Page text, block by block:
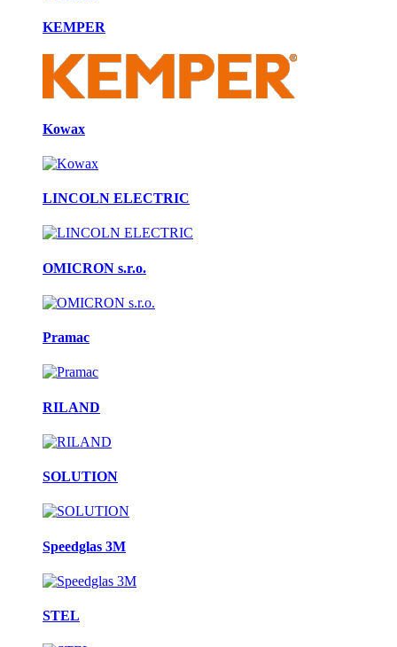
KEMPER
Kowax
LINCOLN ELECTRIC
OMICRON s.r.o.
Pramac
RILAND
SOLUTION
Speedglas 3M
STEL